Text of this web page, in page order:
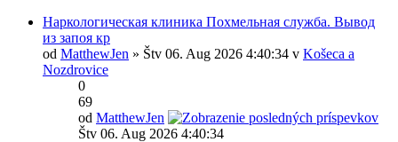
Наркологическая клиника Похмельная служба. Вывод
из запоя кр
od MatthewJen » Štv 06. Aug 2026 4:40:34 v Košeca a
Nozdrovice
0
69
od MatthewJen
Štv 06. Aug 2026 4:40:34